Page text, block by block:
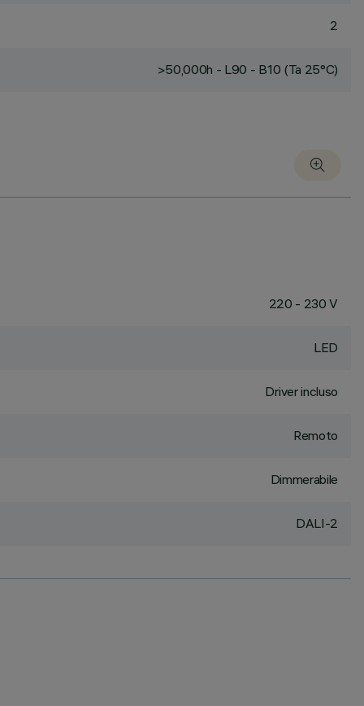
2
>50,000h - L90 - B10 (Ta 25°C)
220 - 230 V
LED
Driver incluso
Remoto
Dimmerabile
DALI-2